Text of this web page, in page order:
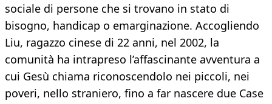
sociale di persone che si trovano in stato di
bisogno, handicap o emarginazione. Accogliendo
Liu, ragazzo cinese di 22 anni, nel 2002, la
comunità ha intrapreso l’affascinante avventura a
cui Gesù chiama riconoscendolo nei piccoli, nei
poveri, nello straniero, fino a far nascere due Case